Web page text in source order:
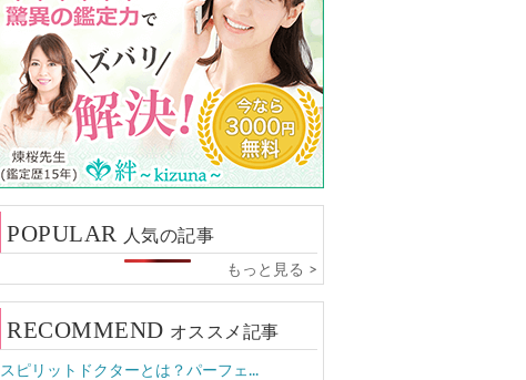
POPULAR 人気の記事
もっと見る >
RECOMMEND オススメ記事
スピリットドクターとは？パーフェ...